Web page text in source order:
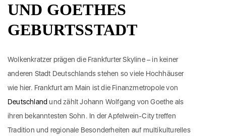
UND GOETHES
GEBURTSSTADT
Wolkenkratzer prägen die Frankfurter Skyline – in keiner
anderen Stadt Deutschlands stehen so viele Hochhäuser
wie hier. Frankfurt am Main ist die Finanzmetropole von
Deutschland und zählt Johann Wolfgang von Goethe als
ihren bekanntesten Sohn. In der Apfelwein-City treffen
Tradition und regionale Besonderheiten auf multikulturelles